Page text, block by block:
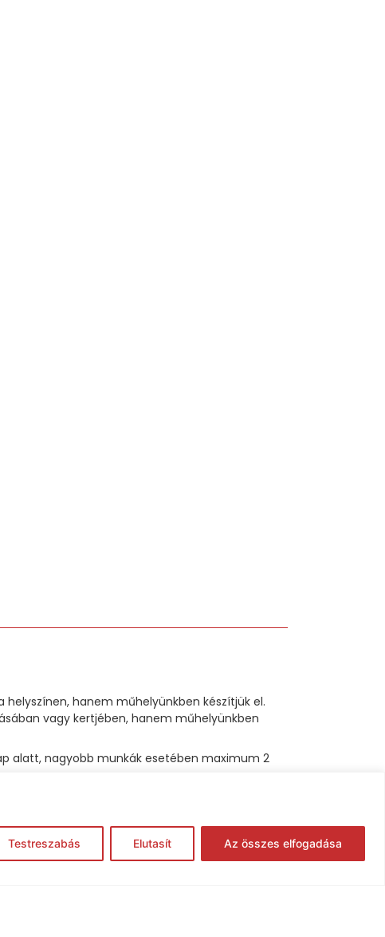
Testreszabás Elutasít Az összes elfogadása
hanem műhelyünkben készítjük el.
vagy kertjében, hanem műhelyünkben
alatt, nagyobb munkák esetében maximum 2
takarítás is minimálisra mérséklődik.